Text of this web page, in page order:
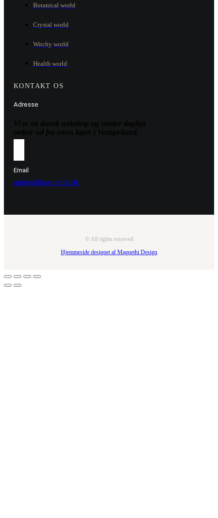
Botanical world
Crystal world
Witchy world
Health world
KONTAKT OS
Adresse
Email
admin@hexnordic.dk
© All rights reserved
Hjemmeside designet af Magnethi Design